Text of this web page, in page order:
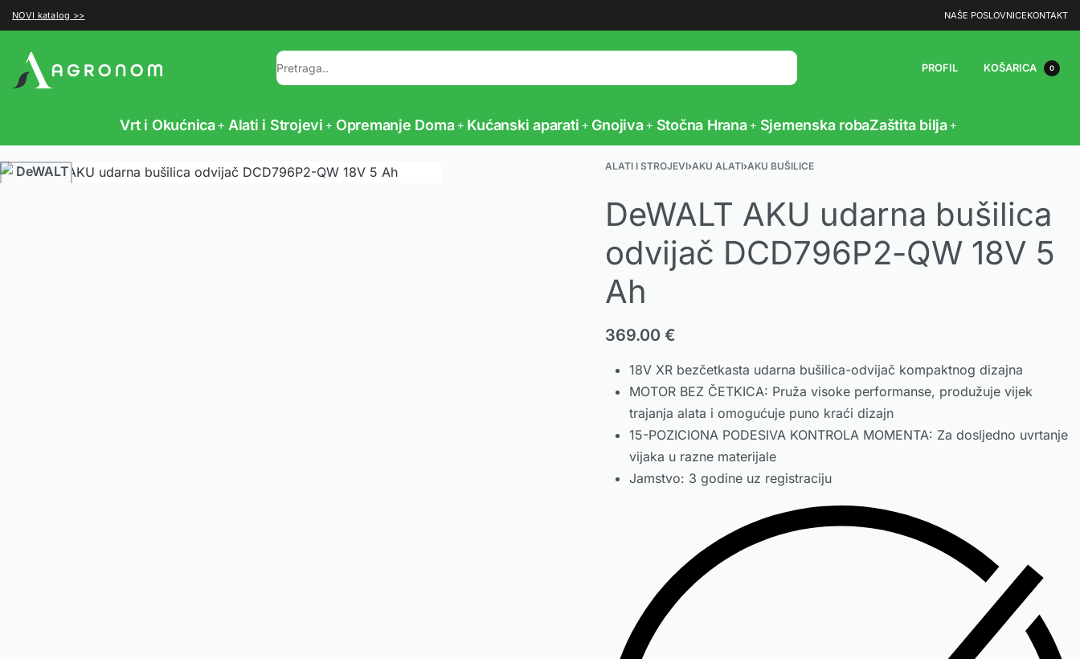
NOVI katalog >> NAŠE POSLOVNICEKONTAKT
PROFIL KOŠARICA 0
Vrt i Okućnica Alati i Strojevi Opremanje Doma Kućanski aparati Gnojiva Stočna Hrana Sjemenska robaZaštita bilja
ALATI I STROJEVI›AKU ALATI›AKU BUŠILICE
DeWALT AKU udarna bušilica
odvijač DCD796P2-QW 18V 5
Ah
369.00 €
18V XR bezčetkasta udarna bušilica-odvijač kompaktnog dizajna
MOTOR BEZ ČETKICA: Pruža visoke performanse, produžuje vijek
trajanja alata i omogućuje puno kraći dizajn
15-POZICIONA PODESIVA KONTROLA MOMENTA: Za dosljedno uvrtanje
vijaka u razne materijale
Jamstvo: 3 godine uz registraciju